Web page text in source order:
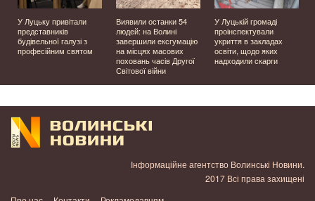
У Луцьку привітали
представників
будівельної галузі з
професійним святом
Виявили останки 54
людей: на Волині
завершили ексгумацію
на місцях масових
поховань часів Другої
Світової війни
У Луцькій громаді
проінспектували
укриття в закладах
освіти, щодо яких
надходили скарги
Інформаційне агентство Волинські Новини.
2017 Всі права захищені